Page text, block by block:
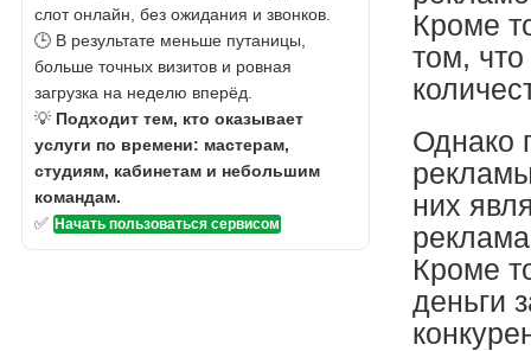
Кроме
том,
Однако
них
Кроме
деньги
слот онлайн, без ожидания и звонков.
🕒 В результате меньше путаницы,
больше точных визитов и ровная
загрузка на неделю вперёд.
💡 Подходит тем, кто оказывает
услуги по времени: мастерам,
студиям, кабинетам и небольшим
командам.
✅ Начать пользоваться сервисом